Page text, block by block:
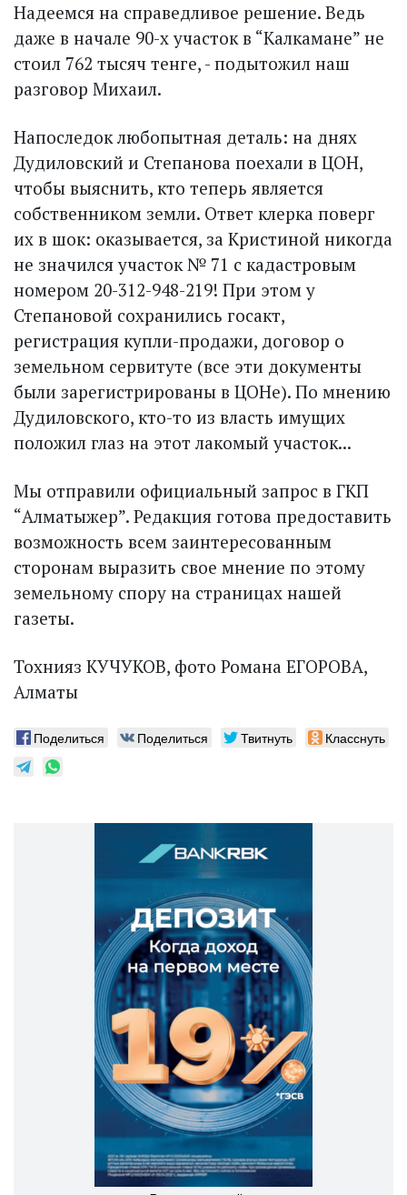
Надеемся на справедливое решение. Ведь
даже в начале 90-х участок в “Калкамане” не
стоил 762 тысяч тенге, - подытожил наш
разговор Михаил.
Напоследок любопытная деталь: на днях
Дудиловский и Степанова поехали в ЦОН,
чтобы выяснить, кто теперь является
собственником земли. Ответ клерка поверг
их в шок: оказывается, за Кристиной никогда
не значился участок № 71 с кадастровым
номером 20-312-948-219! При этом у
Степановой сохранились госакт,
регистрация купли-продажи, договор о
земельном сервитуте (все эти документы
были зарегистрированы в ЦОНе). По мнению
Дудиловского, кто-то из власть имущих
положил глаз на этот лакомый участок...
Мы отправили официальный запрос в ГКП
“Алматыжер”. Редакция готова предоставить
возможность всем заинтересованным
сторонам выразить свое мнение по этому
земельному спору на страницах нашей
газеты.
Тохнияз КУЧУКОВ, фото Романа ЕГОРОВА,
Алматы
Поделиться Поделиться Твитнуть Класснуть